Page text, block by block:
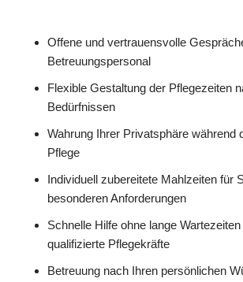
Offene und vertrauensvolle
Betreuungspersonal
Flexible Gestaltung der Pflegezeiten
Bedürfnissen
Wahrung Ihrer Privatsphäre während
Pflege
Individuell zubereitete Mahlzeiten für
besonderen Anforderungen
Schnelle Hilfe ohne lange
qualifizierte Pflegekräfte
Betreuung nach Ihren persönlichen